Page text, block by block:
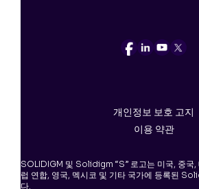
개인정보 보호 고지
이용 약관
SOLIDIGM 및 Solidigm “S” 로고는 미국, 중국,
럽 연합, 영국, 멕시코 및 기타 국가에 등록된
다.